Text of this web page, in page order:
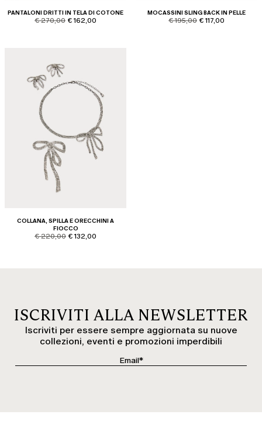
PANTALONI DRITTI IN TELA DI COTONE
product.price.original
€ 270,00 product.price.sale
€ 162,00
MOCASSINI SLING BACK IN PELLE
product.price.original
€ 195,00 product.price.sale
€ 117,00
COLLANA, SPILLA E ORECCHINI A
FIOCCO
product.price.original
€ 220,00 product.price.sale
€ 132,00
ISCRIVITI ALLA NEWSLETTER
Iscriviti per essere sempre aggiornata su nuove
collezioni, eventi e promozioni imperdibili